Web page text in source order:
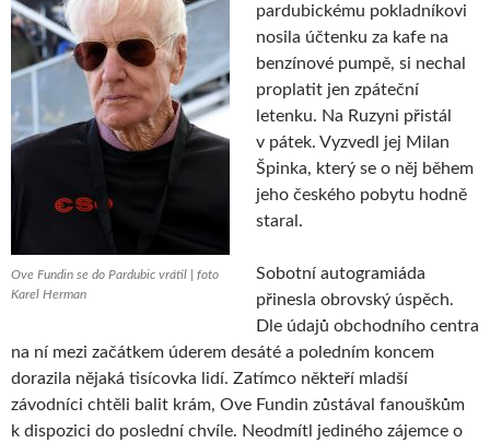
Ove Fundin se do Pardubic vrátil | foto
Karel Herman
pardubickému pokladníkovi
nosila účtenku za kafe na
benzínové pumpě, si nechal
proplatit jen zpáteční
letenku. Na Ruzyni přistál
v pátek. Vyzvedl jej Milan
Špinka, který se o něj během
jeho českého pobytu hodně
staral.
Sobotní autogramiáda
přinesla obrovský úspěch.
Dle údajů obchodního centra
na ní mezi začátkem úderem desáté a poledním koncem
dorazila nějaká tisícovka lidí. Zatímco někteří mladší
závodníci chtěli balit krám, Ove Fundin zůstával fanouškům
k dispozici do poslední chvíle. Neodmítl jediného zájemce o